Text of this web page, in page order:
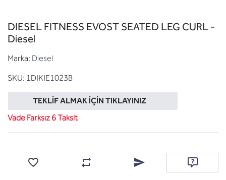
DIESEL FITNESS EVOST SEATED LEG CURL -
Diesel
Marka: Diesel
SKU: 1DIKIE1023B
TEKLIF ALMAK İÇIN TIKLAYINIZ
Vade Farksız 6 Taksit
Karşılaştırma listesine ekleArkadaşına e-posta ile
Soru sor